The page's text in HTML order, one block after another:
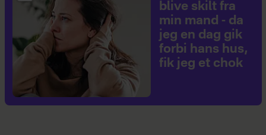
blive skilt fra
min mand - da
jeg en dag gik
forbi hans hus,
fik jeg et chok